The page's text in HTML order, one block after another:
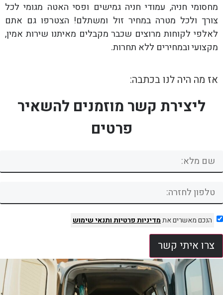
מחסומי חניה, עמודי חניה גמישים ופסי האטה מגומי לכל
צורך ולכל מטרה במחיר זול ומשתלם! הצטרפו גם אתם
לאלפי לקוחות מרוצים שכבר מקבלים מאיתנו שירות אמין,
מקצועי ובמחירים ללא תחרות.
אז מה היה לנו בכתבה:
ליצירת קשר מוזמנים להשאיר
פרטים
הנכם מאשרים אתמדיניות פרטיותותנאי שימוש
צרו איתי קשר